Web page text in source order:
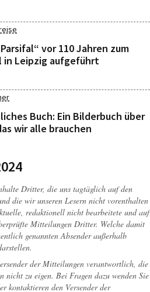
vor 110 Jahren zum
in Leipzig aufgeführt
Buch: Ein Bilderbuch über
wir alle brauchen
Dritter, die uns tagtäglich auf den
die wir unseren Lesern nicht vorenthalten
redaktionell nicht bearbeitete und auf
Mitteilungen Dritter. Welche damit
genannten Absender außerhalb
der Mitteilungen verantwortlich, die
nicht zu eigen. Bei Fragen dazu wenden Sie
kontaktieren den Versender der